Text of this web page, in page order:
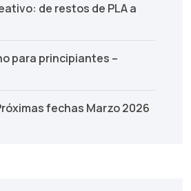
de restos de PLA a
para principiantes –
fechas Marzo 2026